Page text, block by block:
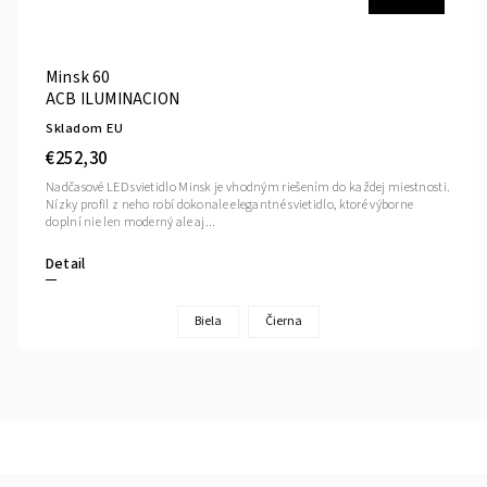
Minsk 60
ACB ILUMINACION
Skladom EU
€252,30
Detail
Nadčasové LED svietidlo Minsk je vhodným riešením do každej miestnosti.
Nízky profil z neho robí dokonale elegantné svietidlo, ktoré výborne
doplní nie len moderný ale aj...
Biela Čierna